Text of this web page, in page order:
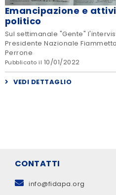
Emancipazione e
politico
Sul settimanale "Gente"
Presidente Nazionale Fiammetta
Perrone
Pubblicato il 10/01/2022
VEDI DETTAGLIO
CONTATTI
info@fidapa.org